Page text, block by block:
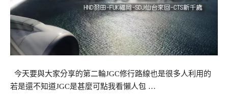
今天要與大家分享的第二輪JGC修行路線也是很多人利用的
若是還不知道JGC是甚麼可點我看懶人包 …